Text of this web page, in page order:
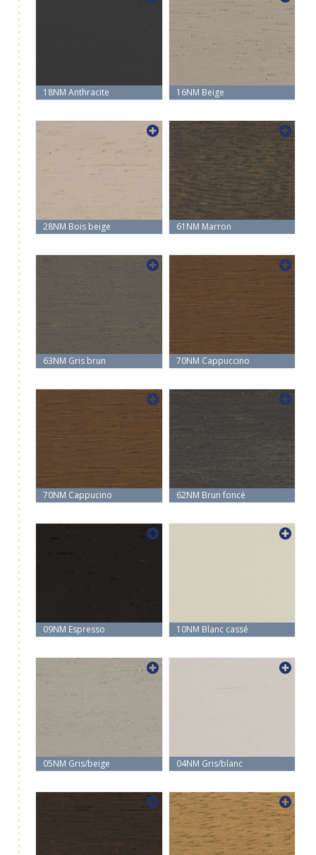
18NM Anthracite 16NM Beige
28NM Bois beige 61NM Marron
63NM Gris brun 70NM Cappuccino
70NM Cappucino 62NM Brun foncé
09NM Espresso 10NM Blanc cassé
05NM Gris/beige 04NM Gris/blanc